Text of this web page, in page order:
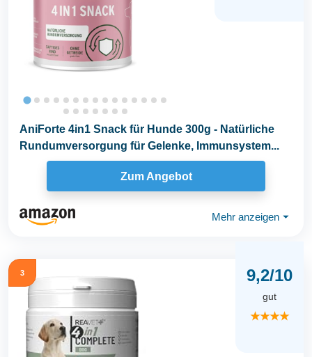
AniForte 4in1 Snack für Hunde 300g - Natürliche
Rundumversorgung für Gelenke, Immunsystem...
Zum Angebot
Mehr anzeigen ⏷
3 9,2/10
gut
★★★★